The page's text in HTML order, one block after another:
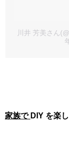
川井 芳美さん
家族で DIY を楽